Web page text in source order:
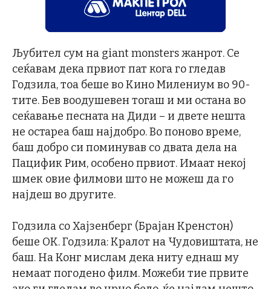
Љубител сум на giant monsters жанрот. Се
сеќавам дека првиот пат кога го гледав
Годзила, тоа беше во Кино Милениум во 90-
тите. Бев воодушевен тогаш и ми остана во
сеќавање песната на Диди – и двете нешта
не остареа баш најдобро. Во поново време,
баш добро си поминував со двата дела на
Пацифик Рим, особено првиот. Имаат некој
шмек овие филмови што не можеш да го
најдеш во другите.
Годзила со Хајзенберг (Брајан Кренстон)
беше ОК. Годзила: Кралот на Чудовиштата, не
баш. На Конг мислам дека ниту еднаш му
немаат погодено филм. Можеби тие првите